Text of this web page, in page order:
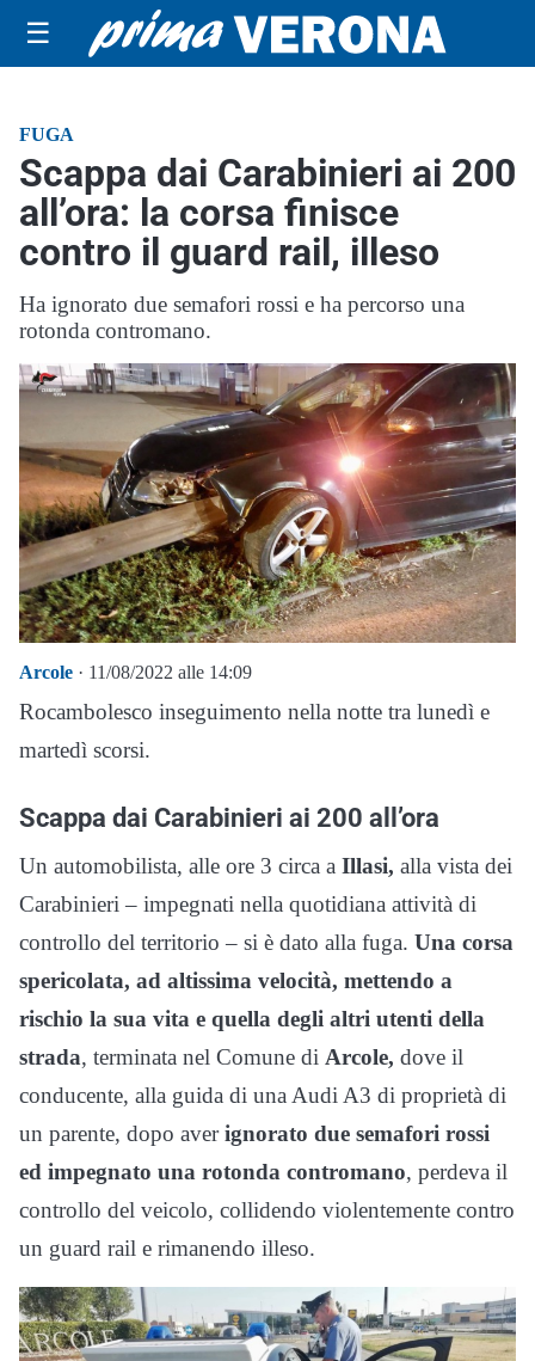
☰
FUGA
Scappa dai Carabinieri ai 200
all’ora: la corsa finisce
contro il guard rail, illeso
Ha ignorato due semafori rossi e ha percorso una
rotonda contromano.
Arcole · 11/08/2022 alle 14:09
Rocambolesco inseguimento nella notte tra lunedì e
martedì scorsi.
Scappa dai Carabinieri ai 200 all’ora
Un automobilista, alle ore 3 circa a Illasi, alla vista dei
Carabinieri – impegnati nella quotidiana attività di
controllo del territorio – si è dato alla fuga. Una corsa
spericolata, ad altissima velocità, mettendo a
rischio la sua vita e quella degli altri utenti della
strada, terminata nel Comune di Arcole, dove il
conducente, alla guida di una Audi A3 di proprietà di
un parente, dopo averignorato due semafori rossi
ed impegnato una rotonda contromano, perdeva il
controllo del veicolo, collidendo violentemente contro
un guard rail e rimanendo illeso.